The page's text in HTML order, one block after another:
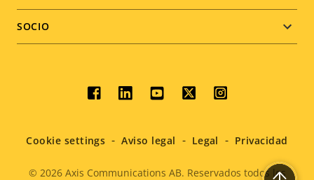
SOCIO
Social
menu
© 2026Axis Communications AB. Reservados todos los
Cookie settings Aviso legal Legal Privacidad